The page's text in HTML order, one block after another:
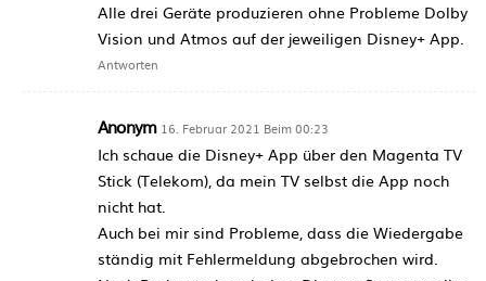
Alle drei Geräte produzieren ohne Probleme Dolby
Vision und Atmos auf der jeweiligen Disney+ App.
Antworten
Anonym 16. Februar 2021 Beim 00:23
Ich schaue die Disney+ App über den Magenta TV
Stick (Telekom), da mein TV selbst die App noch
nicht hat.
Auch bei mir sind Probleme, dass die Wiedergabe
ständig mit Fehlermeldung abgebrochen wird.